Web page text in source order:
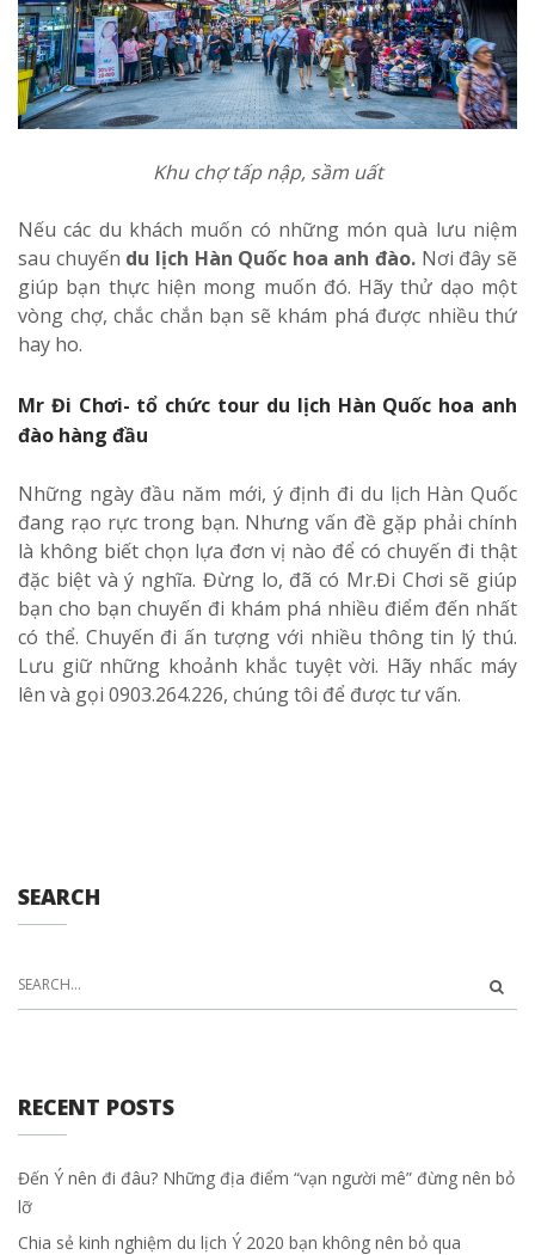
Khu chợ tấp nập, sầm uất
Nếu các du khách muốn có những món quà lưu niệm
sau chuyến du lịch Hàn Quốc hoa anh đào. Nơi đây sẽ
giúp bạn thực hiện mong muốn đó. Hãy thử dạo một
vòng chợ, chắc chắn bạn sẽ khám phá được nhiều thứ
hay ho.
Mr Đi Chơi- tổ chức tour du lịch Hàn Quốc hoa anh
đào hàng đầu
Những ngày đầu năm mới, ý định đi du lịch Hàn Quốc
đang rạo rực trong bạn. Nhưng vấn đề gặp phải chính
là không biết chọn lựa đơn vị nào để có chuyến đi thật
đặc biệt và ý nghĩa. Đừng lo, đã có Mr.Đi Chơi sẽ giúp
bạn cho bạn chuyến đi khám phá nhiều điểm đến nhất
có thể. Chuyến đi ấn tượng với nhiều thông tin lý thú.
Lưu giữ những khoảnh khắc tuyệt vời. Hãy nhấc máy
lên và gọi 0903.264.226, chúng tôi để được tư vấn.
SEARCH
RECENT POSTS
Đến Ý nên đi đâu? Những địa điểm “vạn người mê” đừng nên bỏ
lỡ
Chia sẻ kinh nghiệm du lịch Ý 2020 bạn không nên bỏ qua